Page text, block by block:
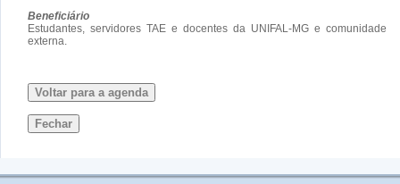
Beneficiário
Estudantes, servidores TAE e docentes da UNIFAL-MG e comunidade
externa.
Voltar para a agenda
Fechar